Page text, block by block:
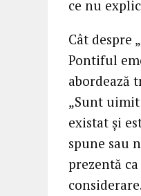
ce nu
Cât despre
Pontiful
abordează
„Sunt
existat şi
spune sau
prezentă